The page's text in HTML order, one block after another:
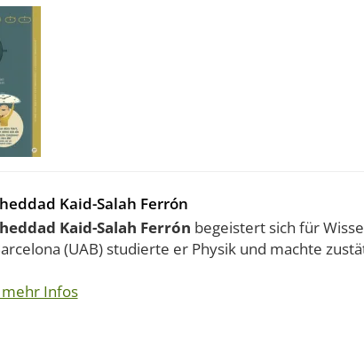
Kaid-Salah Ferrón
Kaid-Salah Ferrón begeistert sich für
(UAB) studierte er Physik und machte
mehr Infos